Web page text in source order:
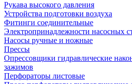
Рукава высокого давления
Устройства подготовки воздуха
Фитинги соединительные
Электропринадлежности насосных
Насосы ручные и ножные
Прессы
Опрессовщики гидравлические
зажимов
Перфораторы листовые